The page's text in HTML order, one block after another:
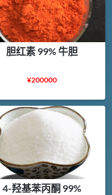
胆红素 99% 牛胆
¥200000
4-羟基苯丙酮 99%